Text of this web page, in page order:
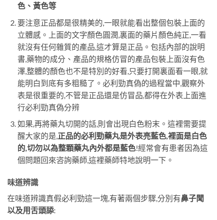
色、黃色等
要注意正品都是很精美的,一眼就能看出整個包裝上面的
立體感。上面的文字顏色圓潤,裏面的藥片顏色純正,一看
就沒有任何雜質的產品,這才算是正品。包括內部的說明
書,藥物的成分、產品的規格仿冒的產品包裝上面沒有色
澤,整體的顏色也不是特別的好看,只要打開裏面看一眼,就
能明白到底有多粗糙了。必利勁真偽的過程當中,觀察外
表是很重要的,不管是正品還是仿冒品,都得在外表上面進
行必利勁真偽分辨
如果,再將藥丸切開的話,則會出現白色粉末。這裡需要提
醒大家的是,正品的必利勁藥丸是外表亮藍色,裡面是白色
的,切勿以為整顆藥丸內外都是藍色!經常會有患者因為這
個問題回來咨詢藥師,這裡藥師特地說明一下。
味道辨識
在味道辨識真假必利勁這一塊,有著兩個步驟,分別有鼻子聞
以及用舌頭舔: